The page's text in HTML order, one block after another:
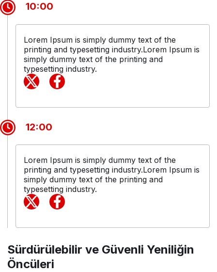
10:00
Lorem Ipsum is simply dummy text of the
printing and typesetting industry.Lorem Ipsum is
simply dummy text of the printing and
typesetting industry.
12:00
Lorem Ipsum is simply dummy text of the
printing and typesetting industry.Lorem Ipsum is
simply dummy text of the printing and
typesetting industry.
Sürdürülebilir ve Güvenli Yeniliğin
Öncüleri